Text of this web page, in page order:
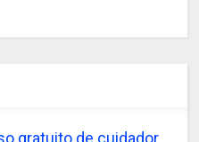
gratuito de cuidador